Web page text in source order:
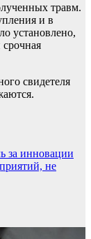
травм.
и в
установлено,
свидетеля
за инновации
не